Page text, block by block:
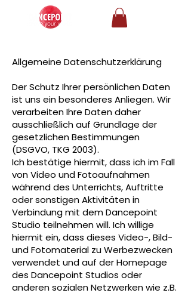
Allgemeine Datenschutzerklärung
Der Schutz Ihrer persönlichen Daten
ist uns ein besonderes Anliegen. Wir
verarbeiten Ihre Daten daher
ausschließlich auf Grundlage der
gesetzlichen Bestimmungen
(DSGVO, TKG 2003).
Ich bestätige hiermit, dass ich im Fall
von Video und Fotoaufnahmen
während des Unterrichts, Auftritte
oder sonstigen Aktivitäten in
Verbindung mit dem Dancepoint
Studio teilnehmen will. Ich willige
hiermit ein, dass dieses Video-, Bild-
und Fotomaterial zu Werbezwecken
verwendet und auf der Homepage
des Dancepoint Studios oder
anderen sozialen Netzwerken wie z.B.